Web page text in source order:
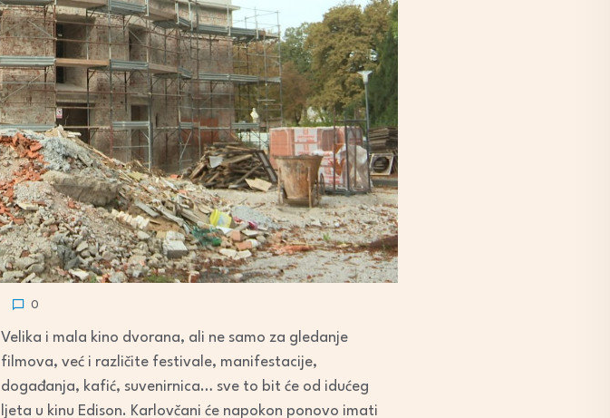
0
Velika i mala kino dvorana, ali ne samo za gledanje
filmova, već i različite festivale, manifestacije,
događanja, kafić, suvenirnica… sve to bit će od idućeg
ljeta u kinu Edison. Karlovčani će napokon ponovo imati